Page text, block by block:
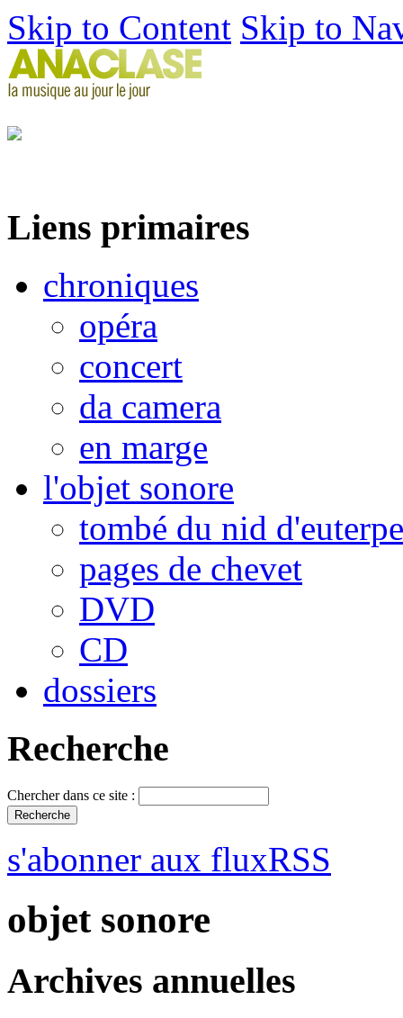
Skip to Content Skip to
Liens primaires
chroniques
opéra
concert
da camera
en marge
l'objet sonore
tombé du nid d'euterpe
pages de chevet
DVD
CD
dossiers
Recherche
Chercher dans ce site :
s'abonner aux fluxRSS
objet sonore
Archives annuelles